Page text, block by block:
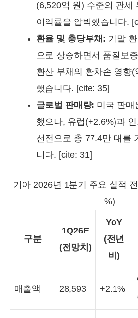
(6,520억 원) 수준의 관세
이익률을 압박했습니다.
환율 및 충당부채: 기말
으로 상승하면서 품질보
환산 부채의 환차손 영향(
했습니다. [cite: 35]
글로벌 판매량: 미국 판매
했으나, 유럽(+2.6%)과
선전으로 총 77.4만 대를
니다. [cite: 31]
기아 2026년 1분기 주요 실적
%)
구분
1Q26E
(전망치)
YoY
(전년
비)
매출액 28,593 +2.1%